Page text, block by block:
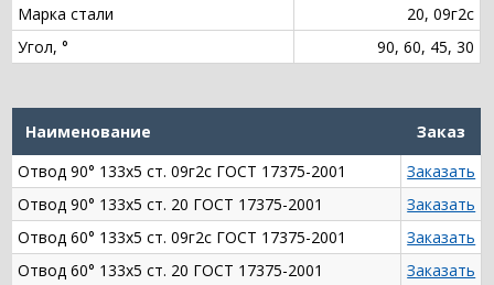
Марка стали
20, 09г2с
Угол, °
90, 60, 45, 30
Наименование
Заказ
Отвод 90° 133х5 ст. 09г2с ГОСТ 17375-2001
Заказать
Отвод 90° 133х5 ст. 20 ГОСТ 17375-2001
Заказать
Отвод 60° 133х5 ст. 09г2с ГОСТ 17375-2001
Заказать
Отвод 60° 133х5 ст. 20 ГОСТ 17375-2001
Заказать